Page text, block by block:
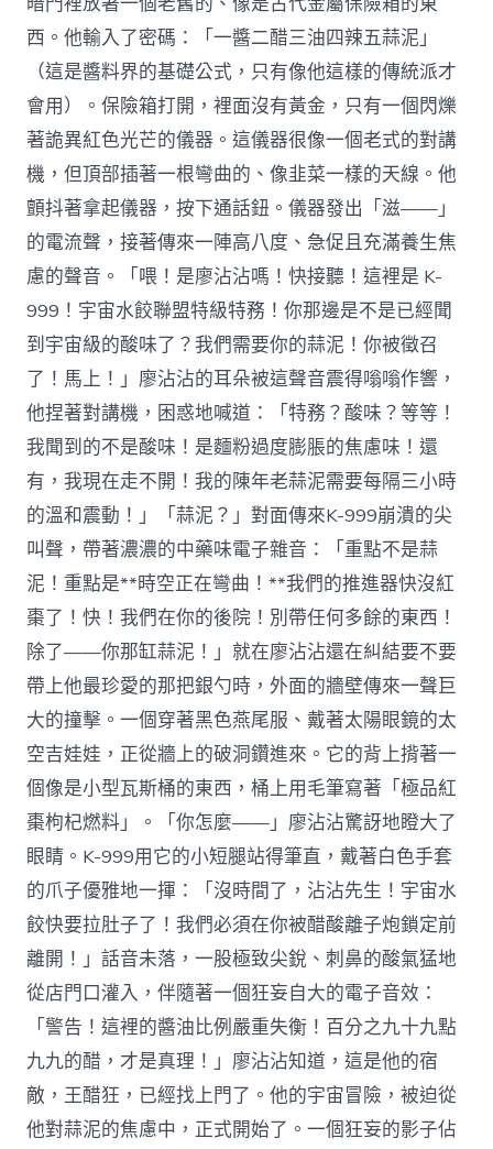
西。他輸入了密碼：「一醬二醋三油四辣五蒜泥」
（這是醬料界的基礎公式，只有像他這樣的傳統派才
會用）。保險箱打開，裡面沒有黃金，只有一個閃爍
著詭異紅色光芒的儀器。這儀器很像一個老式的對講
機，但頂部插著一根彎曲的、像韭菜一樣的天線。他
顫抖著拿起儀器，按下通話鈕。儀器發出「滋——」
的電流聲，接著傳來一陣高八度、急促且充滿養生焦
慮的聲音。「喂！是廖沾沾嗎！快接聽！這裡是 K-
999！宇宙水餃聯盟特級特務！你那邊是不是已經聞
到宇宙級的酸味了？我們需要你的蒜泥！你被徵召
了！馬上！」廖沾沾的耳朵被這聲音震得嗡嗡作響，
他捏著對講機，困惑地喊道：「特務？酸味？等等！
我聞到的不是酸味！是麵粉過度膨脹的焦慮味！還
有，我現在走不開！我的陳年老蒜泥需要每隔三小時
的溫和震動！」「蒜泥？」對面傳來K-999崩潰的尖
叫聲，帶著濃濃的中藥味電子雜音：「重點不是蒜
泥！重點是**時空正在彎曲！**我們的推進器快沒紅
棗了！快！我們在你的後院！別帶任何多餘的東西！
除了——你那缸蒜泥！」就在廖沾沾還在糾結要不要
帶上他最珍愛的那把銀勺時，外面的牆壁傳來一聲巨
大的撞擊。一個穿著黑色燕尾服、戴著太陽眼鏡的太
空吉娃娃，正從牆上的破洞鑽進來。它的背上揹著一
個像是小型瓦斯桶的東西，桶上用毛筆寫著「極品紅
棗枸杞燃料」。「你怎麼——」廖沾沾驚訝地瞪大了
眼睛。K-999用它的小短腿站得筆直，戴著白色手套
的爪子優雅地一揮：「沒時間了，沾沾先生！宇宙水
餃快要拉肚子了！我們必須在你被醋酸離子炮鎖定前
離開！」話音未落，一股極致尖銳、刺鼻的酸氣猛地
從店門口灌入，伴隨著一個狂妄自大的電子音效：
「警告！這裡的醬油比例嚴重失衡！百分之九十九點
九九的醋，才是真理！」廖沾沾知道，這是他的宿
敵，王醋狂，已經找上門了。他的宇宙冒險，被迫從
他對蒜泥的焦慮中，正式開始了。一個狂妄的影子佔